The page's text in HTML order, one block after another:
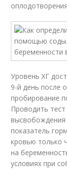
Уровень ХГ
9-й день после
пробирование
Проводить
высвобождения
показатель
кровью только
на
условиях при